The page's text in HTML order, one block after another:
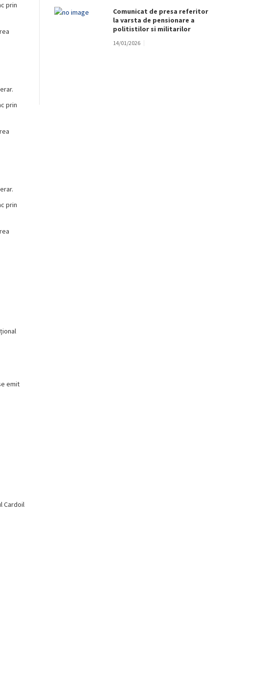
prin
prin
prin
emit
Cardoil
Comunicat de presa referitor
la varsta de pensionare a
politistilor si militarilor
14/01/2026